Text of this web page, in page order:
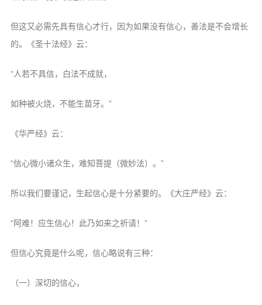
但这又必需先具有信心才行，因为如果没有信心，善法是不会增长
的。《圣十法经》云：
“人若不具信，白法不成就，
如种被火烧，不能生苗牙。”
《华严经》云：
“信心微小诸众生，难知菩提（微妙法）。”
所以我们要谨记，生起信心是十分紧要的。《大庄严经》云：
“阿难！应生信心！此乃如来之祈请！”
但信心究竟是什么呢，信心略说有三种：
（一）深切的信心，